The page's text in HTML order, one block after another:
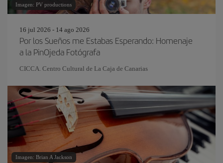
Imagen: PV productions
16 jul 2026 - 14 ago 2026
Por los Sueños me Estabas Esperando: Homenaje
a la PinOjeda Fotógrafa
CICCA. Centro Cultural de La Caja de Canarias
Imagen: Brian A Jackson